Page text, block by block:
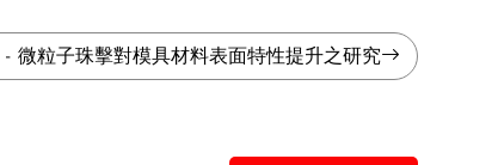
- 微粒子珠擊對模具材料表面特性提升之研究